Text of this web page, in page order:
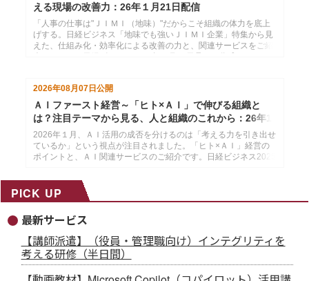
える現場の改善力：26年１月21日配信
「人事の仕事は"ＪＩＭＩ（地味）"だからこそ組織の体力を底上
げする。日経ビジネス「地味でも強いＪＩＭＩ企業」特集から見
えた、仕組み化・効率化による改善の力と、関連サービスをご紹
2026年08月07日公開
ＡＩファースト経営～「ヒト×ＡＩ」で伸びる組織と
は？注目テーマから見る、人と組織のこれから：26年1
月14日配信
2026年１月、ＡＩ活用の成否を分けるのは「考える力を引き出せ
ているか」という視点が注目されました。「ヒト×ＡＩ」経営の
ポイントと、ＡＩ関連サービスのご紹介です。日経ビジネス2025
ールマガジン26年１月14配信分です。
PICK UP
最新サービス
【講師派遣】（役員・管理職向け）インテグリティを
考える研修（半日間）